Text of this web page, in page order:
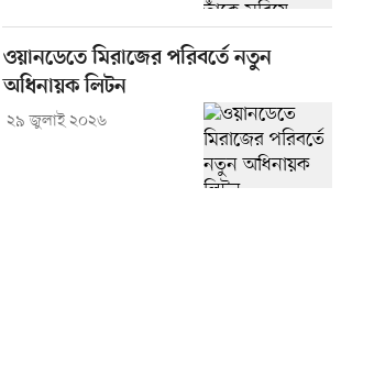
ওয়ানডেতে মিরাজের পরিবর্তে নতুন
অধিনায়ক লিটন
২৯ জুলাই ২০২৬